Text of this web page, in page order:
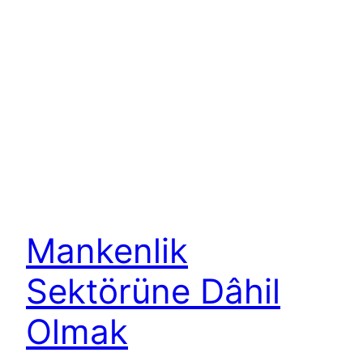
Mankenlik
Sektörüne Dâhil
Olmak